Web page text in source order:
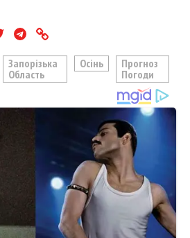
Запорізька
Область
Осінь
Прогноз
Погоди